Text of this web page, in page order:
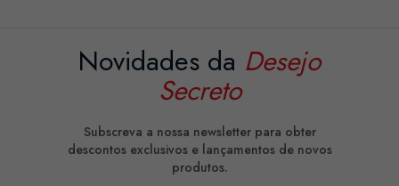
Novidades da Desejo
Secreto
Subscreva a nossa newsletter para obter
descontos exclusivos e lançamentos de novos
produtos.